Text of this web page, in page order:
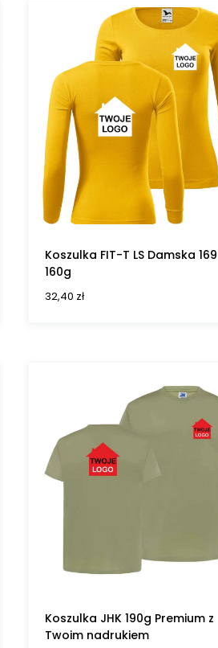
Koszulka FIT-T LS Damska 169
160g
32,40 zł
Koszulka JHK 190g Premium z
Twoim nadrukiem